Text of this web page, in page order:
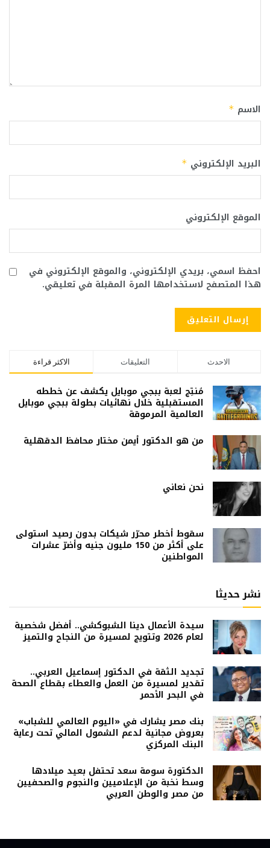
الاسم *
البريد الإلكتروني *
الموقع الإلكتروني
احفظ اسمي، بريدي الإلكتروني، والموقع الإلكتروني في
هذا المتصفح لاستخدامها المرة المقبلة في تعليقي.
الاكثر قراءة التعليقات الاحدث
مُنتِج لعبة ببجي موبايل يكشف عن خططه
المستقبلية خلال نهائيات بطولة ببجي موبايل
العالمية المرموقة
من هو الدكتور أيمن مختار محافظ الدقهلية
نحن نعاني
سقوط أخطر محرّر شيكات بدون رصيد استولى
على أكثر من 150 مليون جنيه وأضرّ عشرات
المواطنين
نشر حديثا
سيدة الأعمال دينا الشبوكشي.. أفضل شخصية
لعام 2026 وتتويج لمسيرة من النجاح والتميز
تجديد الثقة في الدكتور إسماعيل العربي..
تقدير لمسيرة من العمل والعطاء بقطاع الصحة
في البحر الأحمر
بنك مصر يشارك في «اليوم العالمي للشباب»
بعروض مجانية لدعم الشمول المالي تحت رعاية
البنك المركزي
الدكتورة سومة سعد تحتفل بعيد ميلادها
وسط نخبة من الإعلاميين والنجوم والصحفيين
من مصر والوطن العربي